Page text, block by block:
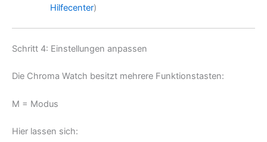
Hilfecenter)
Schritt 4: Einstellungen anpassen
Die Chroma Watch besitzt mehrere Funktionstasten:
M = Modus
Hier lassen sich: